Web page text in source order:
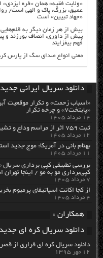
«ولایت فقیه» همان «فره
عمیق، بزرگ، پاک و الهی است/
«جهاد تبیین» است
بیش از هر زمان دیگر به
پیش از داوری، انصاف بورزند و
فهم بیفزایند
معنی انواع صدای سگ از پارس
دانلود سریال ایرانی
«اسباب زحمت» و تکرار موقعیت
«پایتخت۷» و چرخه تکرار
۱۴ مرداد ۱۴۰۵
ثبت ۷۵۹ اثر از مراسم وداع و تشییع رهبر شهید انقلاب
۱۲ مرداد ۱۴۰۵
بهنام بانی در آمریکا: موج جدید
۱۱ مرداد ۱۴۰۵
بررسی تطبیقی کپی برداری
کپی‌برداری مو به مو / اینجا
۷ مرداد ۱۴۰۵
از کجا اکانت اسپاتیفای پرمیوم بخریم؟ معرفی ۴
۴ مرداد ۱۴۰۵
همکاران :
دانلود سریال کره ای
دانلود سریال کره ای فراری از
۱۲ مهر ۱۳۹۵